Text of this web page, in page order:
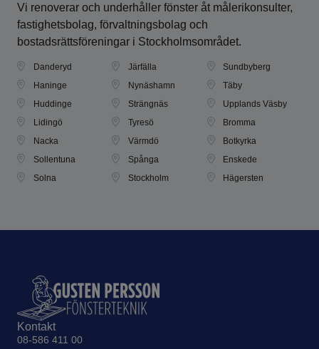
Vi renoverar och underhåller fönster åt målerikonsulter,
fastighetsbolag, förvaltningsbolag och
bostadsrättsföreningar i Stockholmsområdet.
Danderyd
Haninge
Huddinge
Lidingö
Nacka
Sollentuna
Solna
Järfälla
Nynäshamn
Strängnäs
Tyresö
Värmdö
Spånga
Stockholm
Sundbyberg
Täby
Upplands Väsby
Bromma
Botkyrka
Enskede
Hägersten
Kontakt
08-586 411 00